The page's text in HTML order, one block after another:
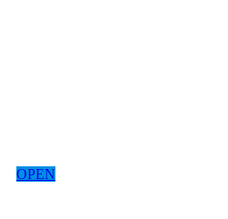
OPEN